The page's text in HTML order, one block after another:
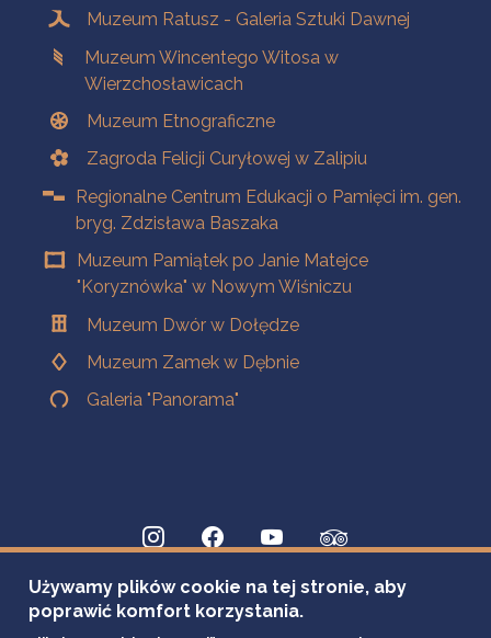
Muzeum Ratusz - Galeria Sztuki Dawnej
Muzeum Wincentego Witosa w
Wierzchosławicach
Muzeum Etnograficzne
Zagroda Felicji Curyłowej w Zalipiu
Regionalne Centrum Edukacji o Pamięci im. gen.
bryg. Zdzisława Baszaka
Muzeum Pamiątek po Janie Matejce
"Koryznówka" w Nowym Wiśniczu
Muzeum Dwór w Dołędze
Muzeum Zamek w Dębnie
Galeria "Panorama"
Używamy plików cookie na tej stronie, aby
poprawić komfort korzystania.